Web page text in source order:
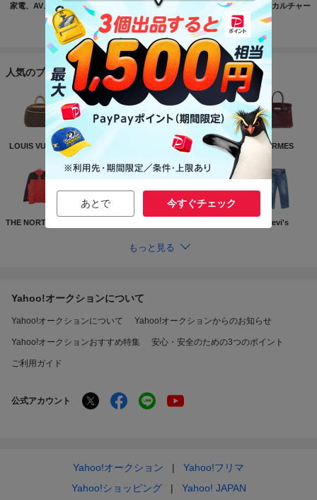
家電、AV、カメラ コンピュータ おもちゃ、ゲーム ホビー、カルチャー
もっと見る
人気のブランド
LOUIS VUITTON CHANEL HERMES
THE NORTH FACE Levi's
もっと見る
Yahoo!オークションについて
Yahoo!オークションについて Yahoo!オークションからのお知らせ
Yahoo!オークションおすすめ特集 安心・安全のための3つのポイント
ご利用ガイド
公式アカウント
Yahoo!オークション
Yahoo!フリマ
Yahoo!ショッピング
Yahoo! JAPAN
あとで 今すぐチェック